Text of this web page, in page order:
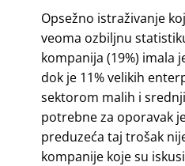
Opsežno istraživanje
veoma ozbiljnu
kompanija (19%) imala
dok je 11% velikih
sektorom malih i
potrebne za oporavak
preduzeća taj trošak
kompanije koje su